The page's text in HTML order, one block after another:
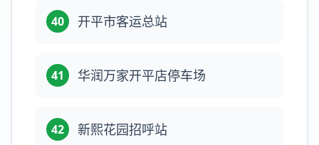
40 开平市客运总站
41 华润万家开平店停车场
42 新熙花园招呼站